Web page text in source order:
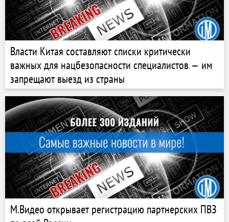
Власти Китая составляют списки критически
важных для нацбезопасности специалистов — им
запрещают выезд из страны
М.Видео открывает регистрацию партнерских ПВЗ